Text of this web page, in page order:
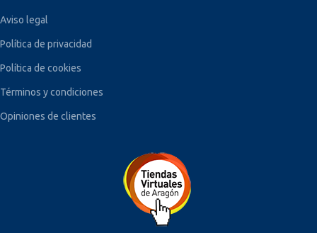
Aviso legal
Política de privacidad
Política de cookies
Términos y condiciones
Opiniones de clientes